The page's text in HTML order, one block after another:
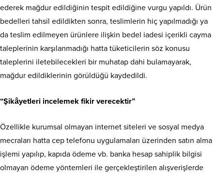
ederek mağdur edildiğinin tespit edildiğine vurgu yapıldı. Ürün
bedelleri tahsil edildikten sonra, teslimlerin hiç yapılmadığı ya
da teslim edilmeyen ürünlere ilişkin bedel iadesi içerikli cayma
taleplerinin karşılanmadığı hatta tüketicilerin söz konusu
taleplerini iletebilecekleri bir muhatap dahi bulamayarak,
mağdur edildiklerinin görüldüğü kaydedildi.
“Şikâyetleri incelemek fikir verecektir”
Özellikle kurumsal olmayan internet siteleri ve sosyal medya
mecraları hatta cep telefonu uygulamaları üzerinden satın alma
işlemi yapılıp, kapıda ödeme vb. banka hesap sahiplik bilgisi
olmayan ödeme yöntemleri ile gerçekleştirilen alışverişlerde